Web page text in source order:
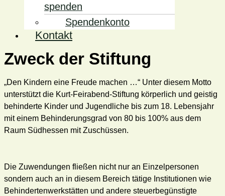
spenden
Spendenkonto
Kontakt
Zweck der Stiftung
„Den Kindern eine Freude machen …“ Unter diesem Motto
unterstützt die Kurt-Feirabend-Stiftung körperlich und geistig
behinderte Kinder und Jugendliche bis zum 18. Lebensjahr
mit einem Behinderungsgrad von 80 bis 100% aus dem
Raum Südhessen mit Zuschüssen.
Die Zuwendungen fließen nicht nur an Einzelpersonen
sondern auch an in diesem Bereich tätige Institutionen wie
Behindertenwerkstätten und andere steuerbegünstigte